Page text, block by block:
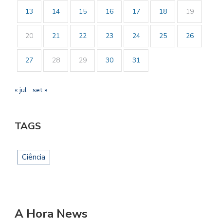
13 14 15 16 17 18 19
20 21 22 23 24 25 26
27 28 29 30 31
« jul set »
TAGS
Ciência
A Hora News